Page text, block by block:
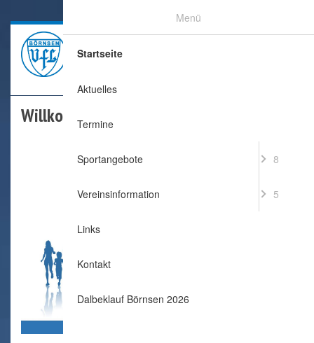
Willkommen beim VfL Börnsen
Menü
Startseite
Aktuelles
Termine
Sportangebote 8
Vereinsinformation 5
Links
Kontakt
Dalbeklauf Börnsen 2026